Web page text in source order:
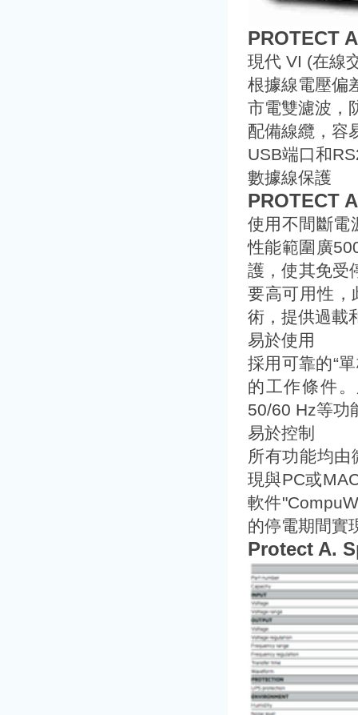
PROTECT
現代 VI (在線
根據線電壓偏
市電雙濾波，
配備線纜，容
USB端口和
數據線保護
PROTECT
使用不間斷電
性能範圍廣
護，使其免受
要高可用性，
術，提供過載
易於使用
採用可靠的“
的工作條件
50/60 Hz等功
易於控制
所有功能均由
現與PC或
軟件
的停電期間實
Protect A.